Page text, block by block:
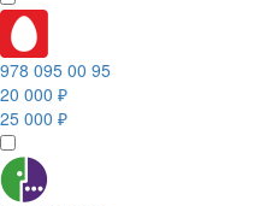
978 095 00 95
20 000 ₽
25 000 ₽